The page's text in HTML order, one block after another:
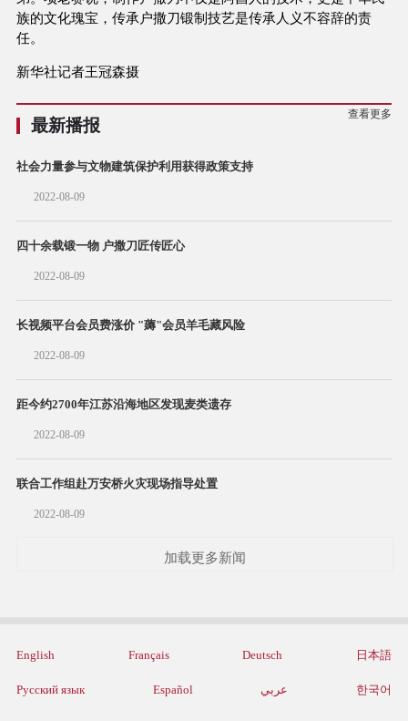
族的文化瑰宝，传承户撒刀锻制技艺是传承人义不容辞的责
任。
新华社记者王冠森摄
最新播报
查看更多
社会力量参与文物建筑保护利用获得政策支持
2022-08-09
四十余载锻一物 户撒刀匠传匠心
2022-08-09
长视频平台会员费涨价 "薅"会员羊毛藏风险
2022-08-09
距今约2700年江苏沿海地区发现麦类遗存
2022-08-09
联合工作组赴万安桥火灾现场指导处置
2022-08-09
加载更多新闻
English Français Deutsch 日本語
Русский язык Español عربي 한국어